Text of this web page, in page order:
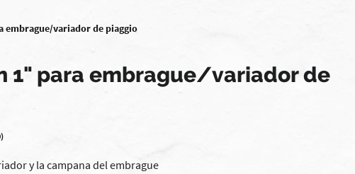
embrague/variador de piaggio
1" para embrague/variador de
y la campana del embrague